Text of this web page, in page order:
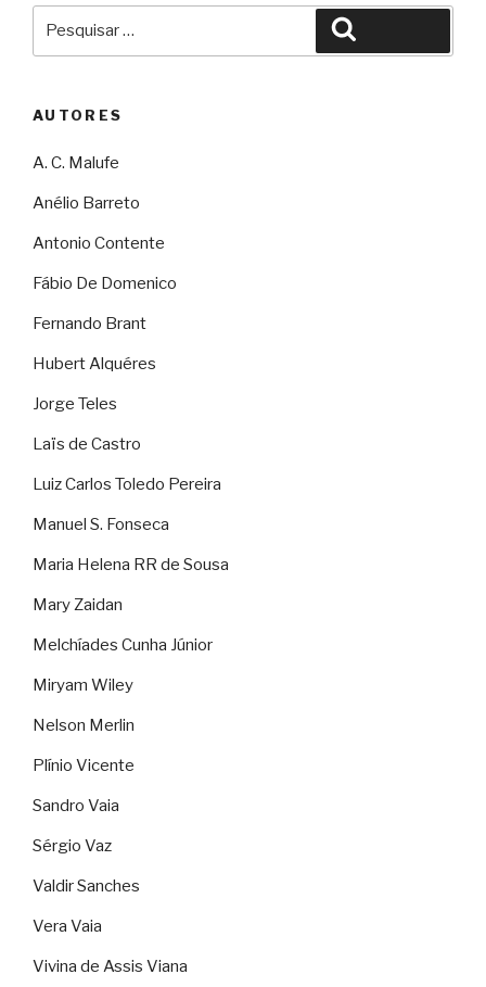
AUTORES
A. C. Malufe
Anélio Barreto
Antonio Contente
Fábio De Domenico
Fernando Brant
Hubert Alquéres
Jorge Teles
Laïs de Castro
Luiz Carlos Toledo Pereira
Manuel S. Fonseca
Maria Helena RR de Sousa
Mary Zaidan
Melchíades Cunha Júnior
Miryam Wiley
Nelson Merlin
Plínio Vicente
Sandro Vaia
Sérgio Vaz
Valdir Sanches
Vera Vaia
Vivina de Assis Viana